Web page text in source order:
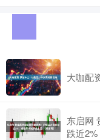
大咖配
东启网
跌近